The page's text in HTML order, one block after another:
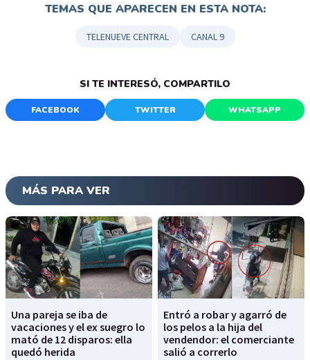
TEMAS QUE APARECEN EN ESTA NOTA:
TELENUEVE CENTRAL CANAL 9
SI TE INTERESÓ, COMPARTILO
FACEBOOK TWITTER WHATSAPP
MÁS PARA VER
Una pareja se iba de
vacaciones y el ex suegro lo
mató de 12 disparos: ella
quedó herida
Entró a robar y agarró de
los pelos a la hija del
vendendor: el comerciante
salió a correrlo